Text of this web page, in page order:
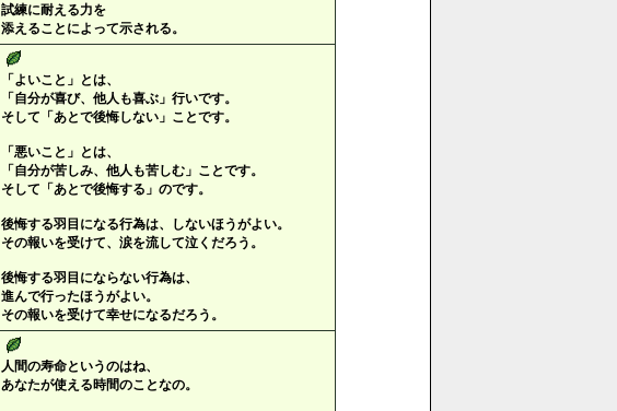
試練に耐える力を
添えることによって示される。
「よいこと」とは、
「自分が喜び、他人も喜ぶ」行いです。
そして「あとで後悔しない」ことです。
「悪いこと」とは、
「自分が苦しみ、他人も苦しむ」ことです。
そして「あとで後悔する」のです。
後悔する羽目になる行為は、しないほうがよい。
その報いを受けて、涙を流して泣くだろう。
後悔する羽目にならない行為は、
進んで行ったほうがよい。
その報いを受けて幸せになるだろう。
人間の寿命というのはね、
あなたが使える時間のことなの。